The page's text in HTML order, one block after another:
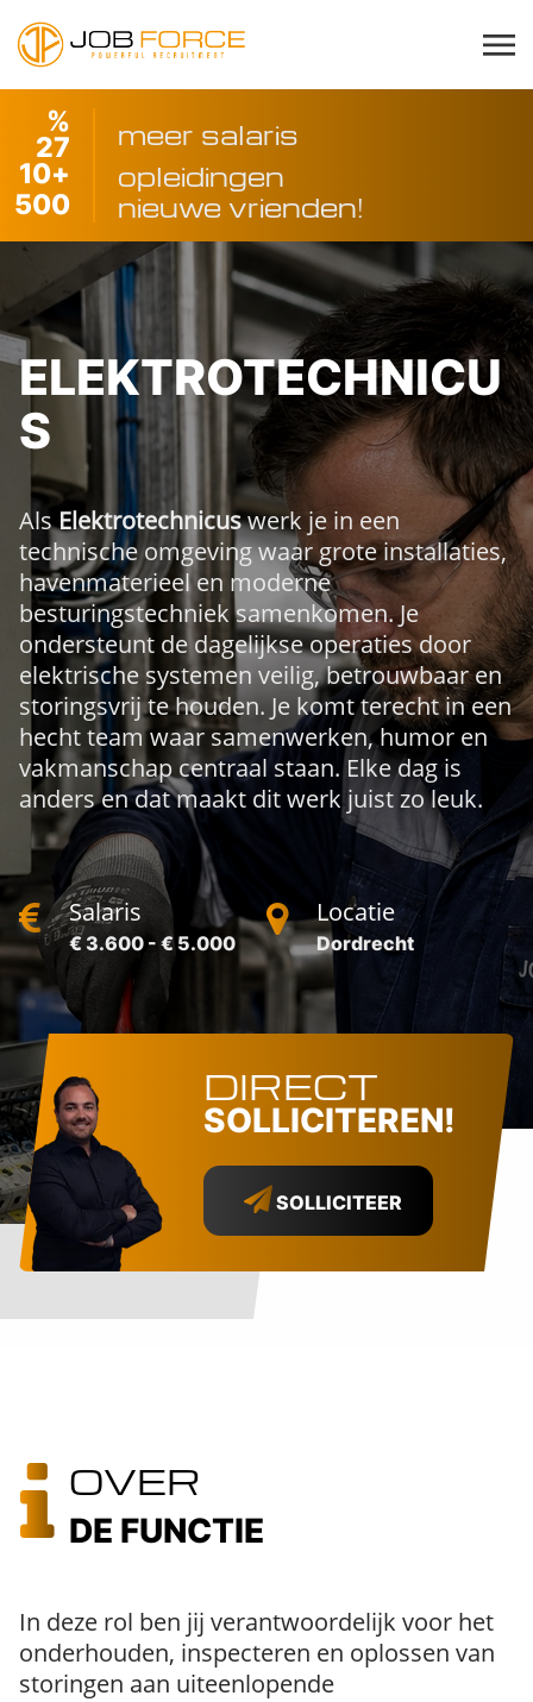
%
27
meer salaris
+
10
opleidingen
500
nieuwe vrienden!
ELEKTROTECHNICU
S
AlsElektrotechnicuswerk je in een
technische omgeving waar grote installaties,
havenmaterieel en moderne
besturingstechniek samenkomen. Je
ondersteunt de dagelijkse operaties door
elektrische systemen veilig, betrouwbaar en
storingsvrij te houden. Je komt terecht in een
hecht team waar samenwerken, humor en
vakmanschap centraal staan. Elke dag is
anders en dat maakt dit werk juist zo leuk.
Salaris
€ 3.600 - € 5.000
Locatie
Dordrecht
DIRECT
SOLLICITEREN!
SOLLICITEER
OVER
DE FUNCTIE
In deze rol ben jij verantwoordelijk voor het
onderhouden, inspecteren en oplossen van
storingen aan uiteenlopende